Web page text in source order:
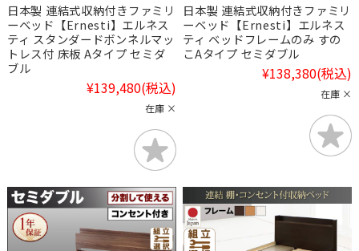
日本製 連結式収納付きファミリ
ーベッド【Ernesti】エルネス
ティ スタンダードボンネルマッ
トレス付 床板 Aタイプ セミダ
ブル
¥139,480(税込)
在庫 ×
日本製 連結式収納付きファミリ
ーベッド【Ernesti】エルネス
ティ ベッドフレームのみ すの
こAタイプ セミダブル
¥138,380(税込)
在庫 ×